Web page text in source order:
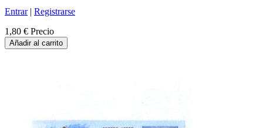
Entrar| Registrarse
1,80 € Precio
Añadir al carrito